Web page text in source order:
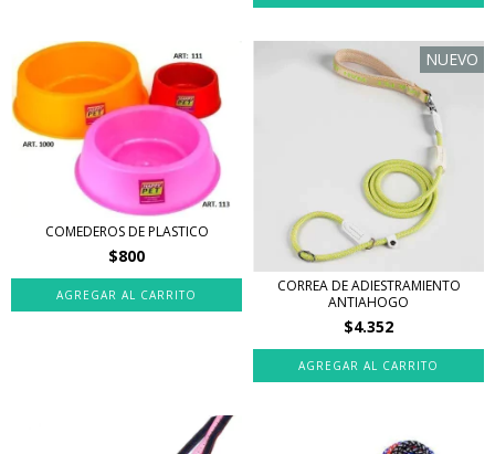
COMEDEROS DE PLASTICO
$800
AGREGAR AL CARRITO
NUEVO
CORREA DE ADIESTRAMIENTO
ANTIAHOGO
$4.352
AGREGAR AL CARRITO